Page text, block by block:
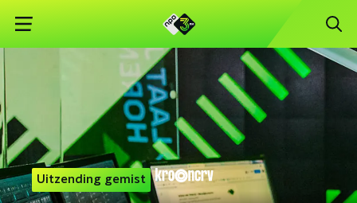
Uitzending gemist